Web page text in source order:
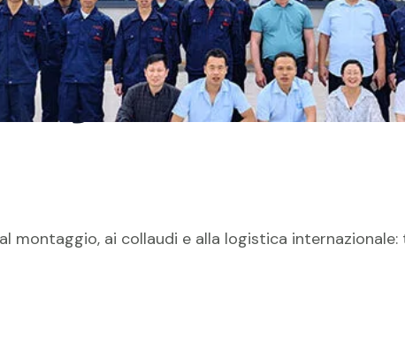
montaggio, ai collaudi e alla logistica